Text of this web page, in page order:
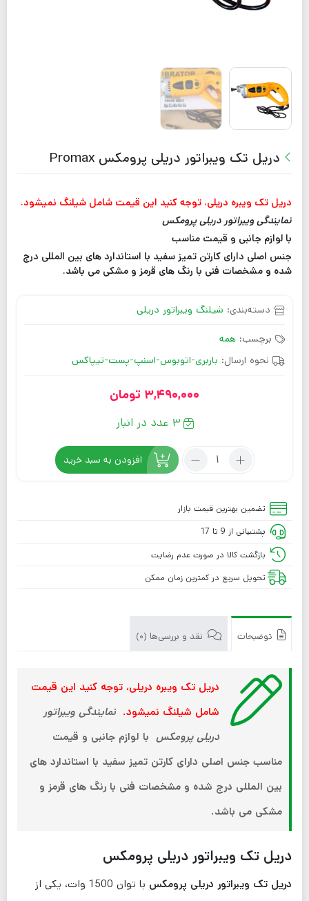
دریل تک ویبراتور دریلی پرومکس Promax
دریل تک ویبره دریلی، توجه کنید این قیمت شامل شیلنگ نمیشود.
نمایندگی ویبراتور دریلی پرومکس
با لوازم جانبی و قیمت مناسب
جنس اصلی دارای کارتن تمیز سفید با استاندارد های بین المللی درج
شده و مشخصات فنی با رنگ های قرمز و مشکی می باشد.
دسته‌بندی: شیلنگ ویبراتور دریلی
برچسب: همه
نحوه ارسال: باربری-اتوبوس-اسنپ-پست-تیپاکس
3,490,000 تومان
3 عدد در انبار
افزودن به سبد خرید
تضمین بهترین قیمت بازار
پشتیبانی از 9 تا 17
بازگشت کالا در صورت عدم رضایت
تحویل سریع در کمترین زمان ممکن
توضیحات نقد و بررسی‌ها (0)
دریل تک ویبره دریلی، توجه کنید این قیمت
شامل شیلنگ نمیشود. نمایندگی ویبراتور
دریلی پرومکس با لوازم جانبی و قیمت
مناسب جنس اصلی دارای کارتن تمیز سفید با استاندارد های
بین المللی درج شده و مشخصات فنی با رنگ های قرمز و
مشکی می باشد.
دریل تک ویبراتور دریلی پرومکس
دریل تک ویبراتور دریلی پرومکس
با توان 1500 وات، یکی از